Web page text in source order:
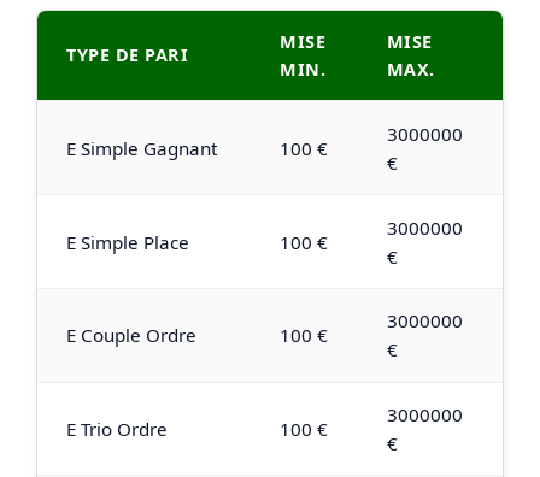
TYPE DE PARI
MISE
MIN.
MISE
MAX.
E Simple Gagnant 100 €
3000000
€
E Simple Place 100 €
3000000
€
E Couple Ordre 100 €
3000000
€
E Trio Ordre 100 €
3000000
€